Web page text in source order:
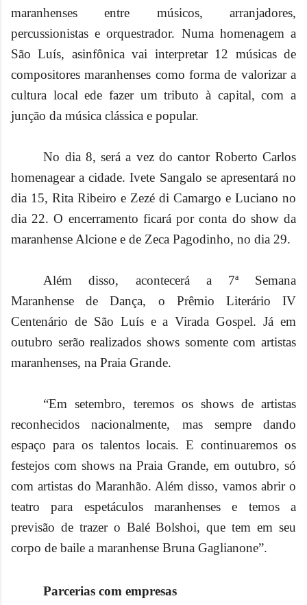
maranhenses entre músicos, arranjadores,
percussionistas e orquestrador. Numa homenagem a
São Luís, asinfônica vai interpretar 12 músicas de
compositores maranhenses como forma de valorizar a
cultura local ede fazer um tributo à capital, com a
junção da música clássica e popular.
No dia 8, será a vez do cantor Roberto Carlos
homenagear a cidade. Ivete Sangalo se apresentará no
dia 15, Rita Ribeiro e Zezé di Camargo e Luciano no
dia 22. O encerramento ficará por conta do show da
maranhense Alcione e de Zeca Pagodinho, no dia 29.
Além disso, acontecerá a 7ª Semana
Maranhense de Dança, o Prêmio Literário IV
Centenário de São Luís e a Virada Gospel. Já em
outubro serão realizados shows somente com artistas
maranhenses, na Praia Grande.
“Em setembro, teremos os shows de artistas
reconhecidos nacionalmente, mas sempre dando
espaço para os talentos locais. E continuaremos os
festejos com shows na Praia Grande, em outubro, só
com artistas do Maranhão. Além disso, vamos abrir o
teatro para espetáculos maranhenses e temos a
previsão de trazer o Balé Bolshoi, que tem em seu
corpo de baile a maranhense Bruna Gaglianone”.
Parcerias com empresas